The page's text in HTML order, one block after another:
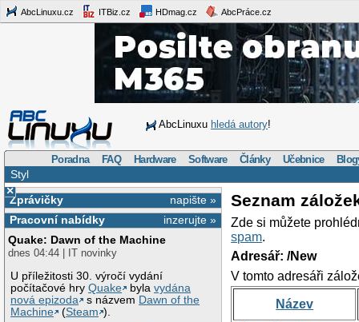
AbcLinuxu.cz ITBiz.cz HDmag.cz AbcPráce.cz
AbcLinuxu hledá autory!
Poradna FAQ Hardware Software Články Učebnice
Styl
×
napište »
Zprávičky
inzerujte »
Pracovní nabídky
Quake: Dawn of the Machine
dnes 04:44 | IT novinky
U příležitosti 30. výročí vydání
počítačové hryQuake bylavydána
nová epizoda
s názvem Dawn of the
Machine
(Steam ).
Seznam
Zde si můžete
spam.
Adresář: /New
V tomto adresáři
Název